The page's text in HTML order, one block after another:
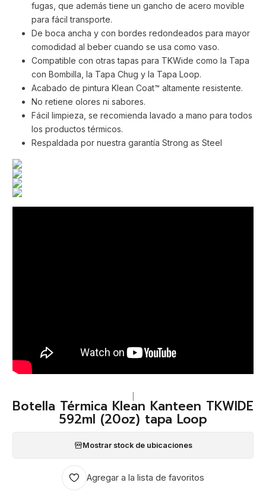
fugas, que además tiene un gancho de acero movible
para fácil transporte.
De boca ancha y con bordes redondeados para mayor
comodidad al beber cuando se usa como vaso.
Compatible con otras tapas para TKWide como la Tapa
con Bombilla, la Tapa Chug y la Tapa Loop.
Acabado de pintura Klean Coat™ altamente resistente.
No retiene olores ni sabores.
Fácil limpieza, se recomienda lavado a mano para todos
los productos térmicos.
Respaldada por nuestra garantía Strong as Steel
Botella Térmica Klean Kanteen TKWIDE
592ml (20oz) tapa Loop
Mostrar stock de ubicaciones
Agregar a la lista de favoritos